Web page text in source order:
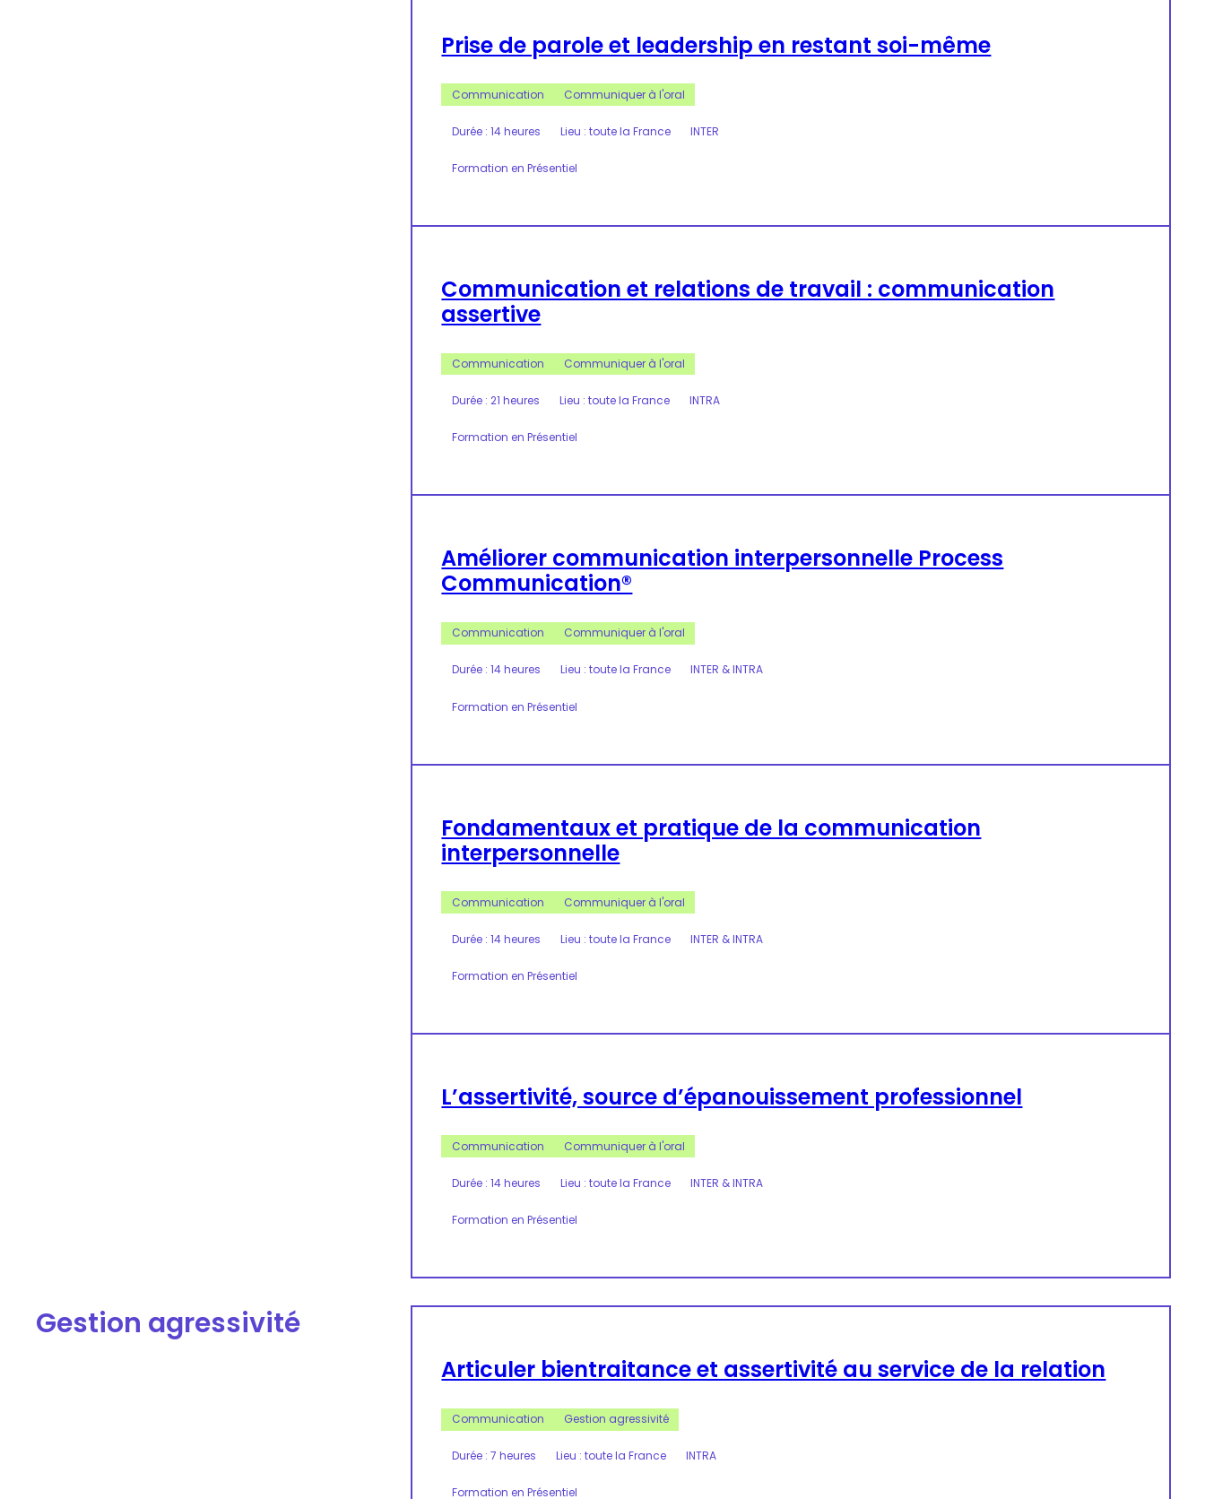
Prise de parole et leadership en restant soi-même
Communication Communiquer à l'oral
Durée : 14 heures Lieu : toute la France INTER
Formation en Présentiel
Communication et relations de travail : communication
assertive
Communication Communiquer à l'oral
Durée : 21 heures Lieu : toute la France INTRA
Formation en Présentiel
Améliorer communication interpersonnelle Process
Communication®
Communication Communiquer à l'oral
Durée : 14 heures Lieu : toute la France INTER & INTRA
Formation en Présentiel
Fondamentaux et pratique de la communication
interpersonnelle
Communication Communiquer à l'oral
Durée : 14 heures Lieu : toute la France INTER & INTRA
Formation en Présentiel
L’assertivité, source d’épanouissement professionnel
Communication Communiquer à l'oral
Durée : 14 heures Lieu : toute la France INTER & INTRA
Formation en Présentiel
Gestion agressivité
Articuler bientraitance et assertivité au service de la relation
Communication Gestion agressivité
Durée : 7 heures Lieu : toute la France INTRA
Formation en Présentiel